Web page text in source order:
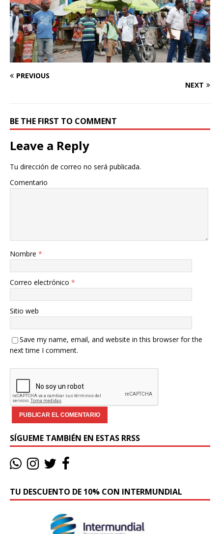
PREVIOUS
NEXT
BE THE FIRST TO COMMENT
Leave a Reply
Tu dirección de correo no será publicada.
Comentario
Nombre *
Correo electrónico *
Sitio web
Save my name, email, and website in this browser for the
next time I comment.
SÍGUEME TAMBIÉN EN ESTAS RRSS
TU DESCUENTO DE 10% CON INTERMUNDIAL